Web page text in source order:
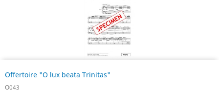
Offertoire "O lux beata Trinitas"
O043